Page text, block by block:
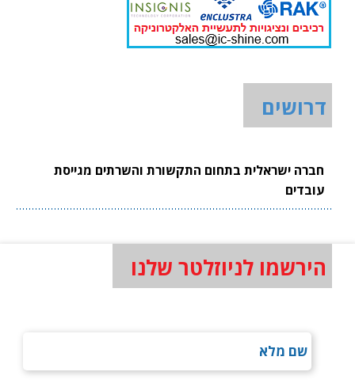
דרושים
חברה ישראלית בתחום התקשורת והשרתים מגייסת
עובדים
הירשמו לניוזלטר שלנו